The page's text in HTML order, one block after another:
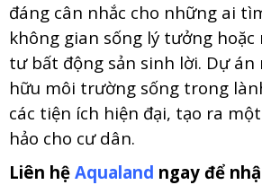
đáng cân nhắc cho những ai
không gian sống lý tưởng hoặc
tư bất động sản sinh lời. Dự án
hữu môi trường sống trong
các tiện ích hiện đại, tạo ra
hảo cho cư dân.
Liên hệ Aqualand ngay để